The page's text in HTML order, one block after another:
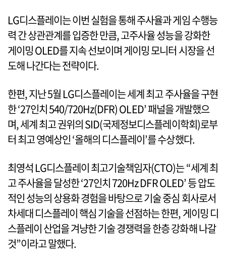
LG디스플레이는 이번 실험을 통해 주사율과 게임 수행능
력 간 상관관계를 입증한 만큼, 고주사율 성능을 강화한
게이밍 OLED를 지속 선보이며 게이밍 모니터 시장을 선
도해 나간다는 전략이다.
한편, 지난 5월 LG디스플레이는 세계 최고 주사율을 구현
한 ‘27인치 540/720Hz(DFR) OLED’ 패널을 개발했으
며, 세계 최고 권위의 SID(국제정보디스플레이학회)로부
터 최고 영예상인 ‘올해의 디스플레이’를 수상했다.
최영석 LG디스플레이 최고기술책임자(CTO)는 “세계 최
고 주사율을 달성한 ‘27인치 720Hz DFR OLED’ 등 압도
적인 성능의 상용화 경험을 바탕으로 기술 중심 회사로서
차세대 디스플레이 핵심 기술을 선점하는 한편, 게이밍 디
스플레이 산업을 겨냥한 기술 경쟁력을 한층 강화해 나갈
것”이라고 말했다.